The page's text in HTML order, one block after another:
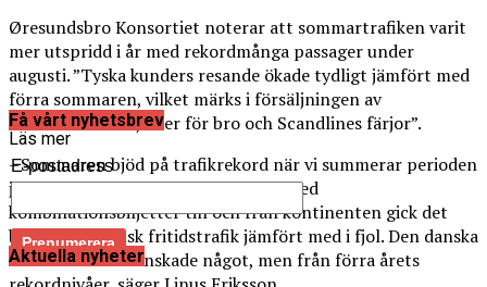
Øresundsbro Konsortiet noterar att sommartrafiken varit
mer utspridd i år med rekordmånga passager under
augusti. ”Tyska kunders resande ökade tydligt jämfört med
förra sommaren, vilket märks i försäljningen av
kombinationsbiljetter för bro och Scandlines färjor”.
– Sommaren bjöd på trafikrekord när vi summerar perioden
juni-augusti. Utöver en stark trafik med
kombinationsbiljetter till och från kontinenten gick det
bättre för svensk fritidstrafik jämfört med i fjol. Den danska
fritidstrafiken minskade något, men från förra årets
Läs mer
Få vårt nyhetsbrev
E-postadress
Aktuella nyheter